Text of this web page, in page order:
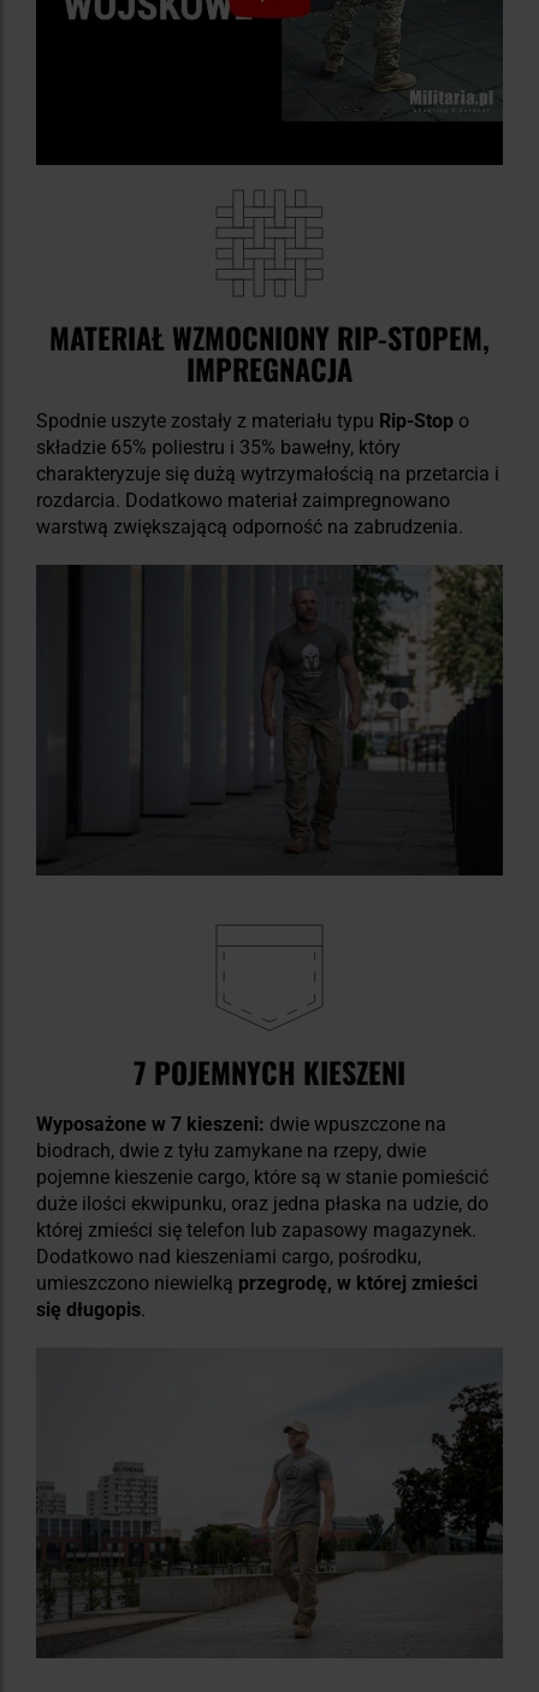
MATERIAŁ WZMOCNIONY RIP-STOPEM,
IMPREGNACJA
Spodnie uszyte zostały z materiału typu Rip-Stop o
składzie 65% poliestru i 35% bawełny, który
charakteryzuje się dużą wytrzymałością na przetarcia i
rozdarcia. Dodatkowo materiał zaimpregnowano
warstwą zwiększającą odporność na zabrudzenia.
7 POJEMNYCH KIESZENI
Wyposażone w 7 kieszeni: dwie wpuszczone na
biodrach, dwie z tyłu zamykane na rzepy, dwie
pojemne kieszenie cargo, które są w stanie pomieścić
duże ilości ekwipunku, oraz jedna płaska na udzie, do
której zmieści się telefon lub zapasowy magazynek.
Dodatkowo nad kieszeniami cargo, pośrodku,
umieszczono niewielką przegrodę, w której zmieści
się długopis.